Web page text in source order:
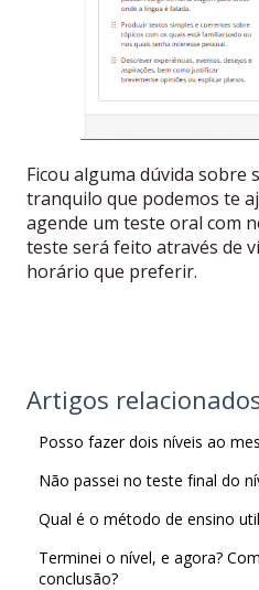
Ficou alguma dúvida sobre
tranquilo que podemos te
agende um teste oral com
teste será feito através de
horário que preferir.
Artigos
Posso fazer dois níveis ao
Não passei no teste final do
Qual é o método de ensino
Terminei o nível, e agora?
conclusão?